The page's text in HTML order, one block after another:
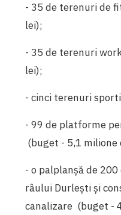
- 35 de terenuri de
lei);
- 35 de terenuri
lei);
- cinci terenuri
- 99 de platforme
(buget - 5,1 milione
- o palplanșă de
râului Durlești și
canalizare (buget -